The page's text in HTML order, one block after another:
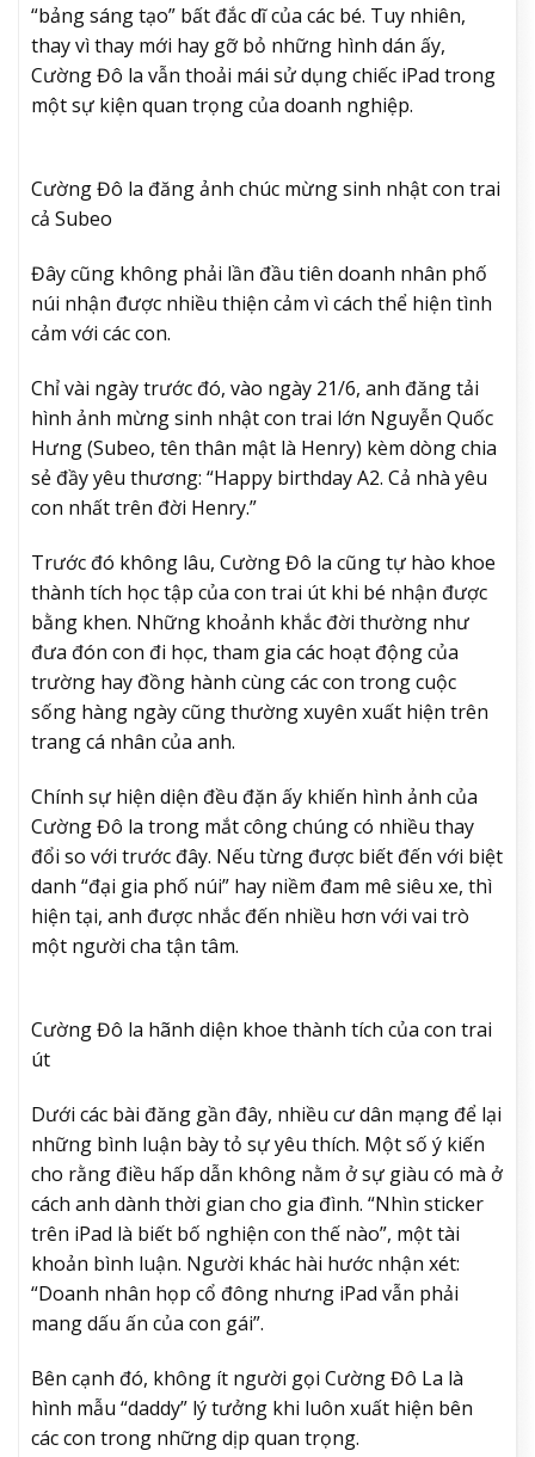
“bảng sáng tạo” bất đắc dĩ của các bé. Tuy nhiên,
thay vì thay mới hay gỡ bỏ những hình dán ấy,
Cường Đô la vẫn thoải mái sử dụng chiếc iPad trong
một sự kiện quan trọng của doanh nghiệp.
Cường Đô la đăng ảnh chúc mừng sinh nhật con trai
cả Subeo
Đây cũng không phải lần đầu tiên doanh nhân phố
núi nhận được nhiều thiện cảm vì cách thể hiện tình
cảm với các con.
Chỉ vài ngày trước đó, vào ngày 21/6, anh đăng tải
hình ảnh mừng sinh nhật con trai lớn Nguyễn Quốc
Hưng (Subeo, tên thân mật là Henry) kèm dòng chia
sẻ đầy yêu thương: “Happy birthday A2. Cả nhà yêu
con nhất trên đời Henry.”
Trước đó không lâu, Cường Đô la cũng tự hào khoe
thành tích học tập của con trai út khi bé nhận được
bằng khen. Những khoảnh khắc đời thường như
đưa đón con đi học, tham gia các hoạt động của
trường hay đồng hành cùng các con trong cuộc
sống hàng ngày cũng thường xuyên xuất hiện trên
trang cá nhân của anh.
Chính sự hiện diện đều đặn ấy khiến hình ảnh của
Cường Đô la trong mắt công chúng có nhiều thay
đổi so với trước đây. Nếu từng được biết đến với biệt
danh “đại gia phố núi” hay niềm đam mê siêu xe, thì
hiện tại, anh được nhắc đến nhiều hơn với vai trò
một người cha tận tâm.
Cường Đô la hãnh diện khoe thành tích của con trai
út
Dưới các bài đăng gần đây, nhiều cư dân mạng để lại
những bình luận bày tỏ sự yêu thích. Một số ý kiến
cho rằng điều hấp dẫn không nằm ở sự giàu có mà ở
cách anh dành thời gian cho gia đình. “Nhìn sticker
trên iPad là biết bố nghiện con thế nào”, một tài
khoản bình luận. Người khác hài hước nhận xét:
“Doanh nhân họp cổ đông nhưng iPad vẫn phải
mang dấu ấn của con gái”.
Bên cạnh đó, không ít người gọi Cường Đô La là
hình mẫu “daddy” lý tưởng khi luôn xuất hiện bên
các con trong những dịp quan trọng.